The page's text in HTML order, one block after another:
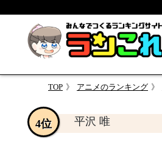
TOP アニメのランキング
平沢 唯
4位